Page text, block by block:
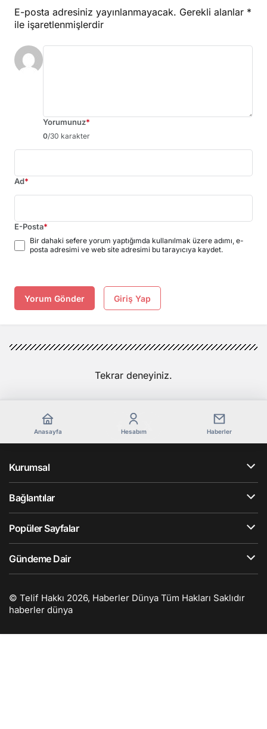
E-posta adresiniz yayınlanmayacak. Gerekli alanlar *
ile işaretlenmişlerdir
Yorumunuz*
0/30 karakter
Ad*
E-Posta*
Bir dahaki sefere yorum yaptığımda kullanılmak üzere adımı, e-
posta adresimi ve web site adresimi bu tarayıcıya kaydet.
Yorum Gönder Giriş Yap
Tekrar deneyiniz.
Anasayfa Hesabım Haberler
Kurumsal
Bağlantılar
Popüler Sayfalar
Gündeme Dair
© Telif Hakkı 2026, Haberler Dünya Tüm Hakları Saklıdır
haberler dünya